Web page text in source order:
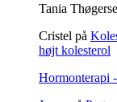
Tania
Cristel på
højt kolesterol
Hormonterapi